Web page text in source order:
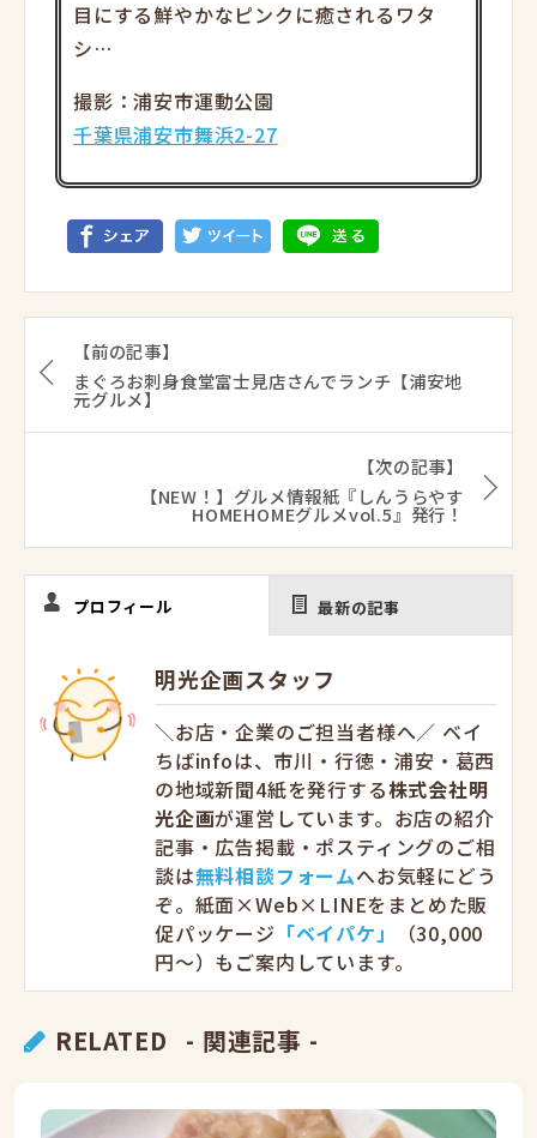
目にする鮮やかなピンクに癒されるワタ
シ…
撮影：浦安市運動公園
千葉県浦安市舞浜2-27
【前の記事】
まぐろお刺身食堂富士見店さんでランチ【浦安地
元グルメ】
【次の記事】
【NEW！】グルメ情報紙『しんうらやす
HOMEHOMEグルメvol.5』発行！
プロフィール 最新の記事
明光企画スタッフ
＼お店・企業のご担当者様へ／ ベイ
ちばinfoは、市川・行徳・浦安・葛西
の地域新聞4紙を発行する株式会社明
光企画が運営しています。お店の紹介
記事・広告掲載・ポスティングのご相
談は無料相談フォームへお気軽にどう
ぞ。紙面×Web×LINEをまとめた販
促パッケージ 「ベイパケ」
（30,000
円〜）もご案内しています。
RELATED - 関連記事 -